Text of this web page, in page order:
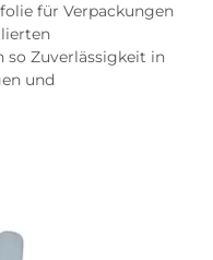
für Verpackungen
so Zuverlässigkeit in
und